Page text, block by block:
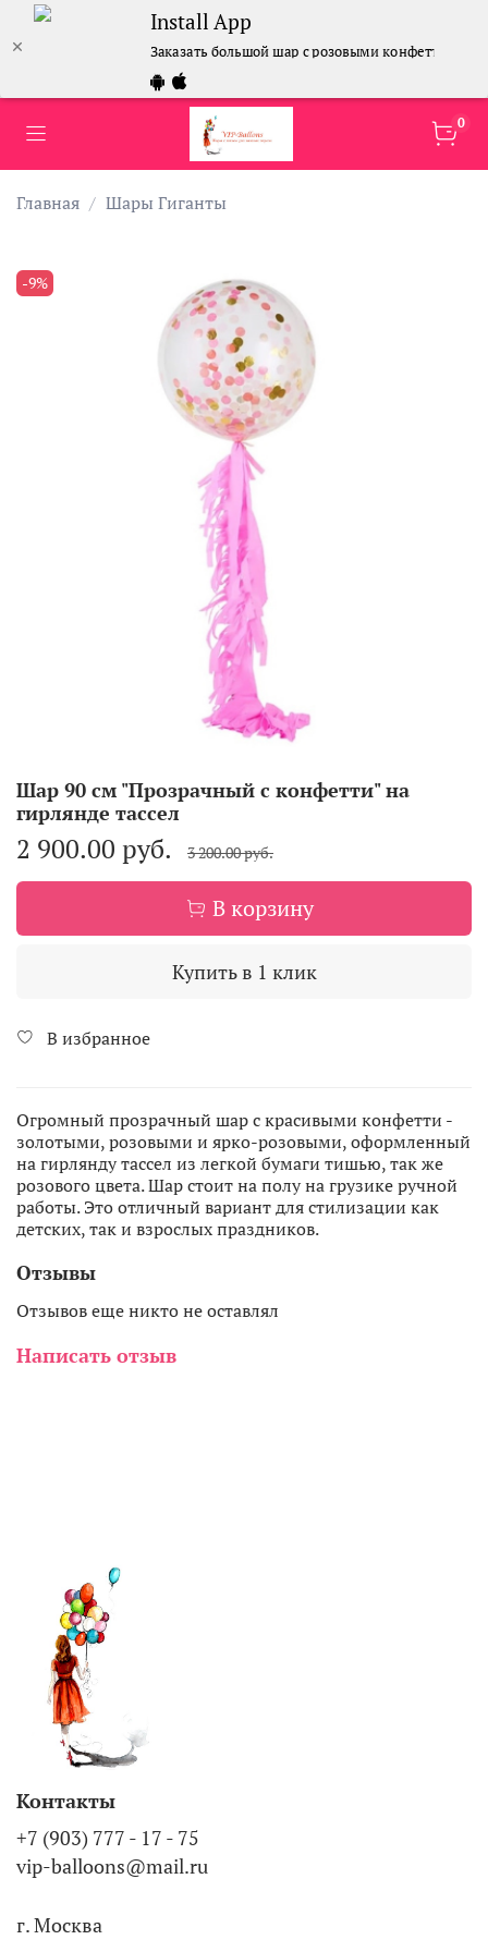
Install App
Заказать большой шар с розовыми конфетти
0
Главная Шары Гиганты
-9%
Шар 90 см "Прозрачный с конфетти" на
гирлянде тассел
2 900.00 руб. 3 200.00 руб.
В корзину
Купить в 1 клик
В избранное
Огромный прозрачный шар с красивыми конфетти -
золотыми, розовыми и ярко-розовыми, оформленный
на гирлянду тассел из легкой бумаги тишью, так же
розового цвета. Шар стоит на полу на грузике ручной
работы. Это отличный вариант для стилизации как
детских, так и взрослых праздников.
Отзывы
Отзывов еще никто не оставлял
Написать отзыв
Контакты
+7 (903) 777 - 17 - 75
vip-balloons@mail.ru
г. Москва